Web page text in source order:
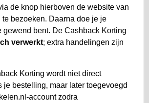
de knop hierboven de website van
te bezoeken. Daarna doe je je
gewend bent. De Cashback Korting
verwerkt; extra handelingen zijn
Korting wordt niet direct
je bestelling, maar later toegevoegd
accountzodra